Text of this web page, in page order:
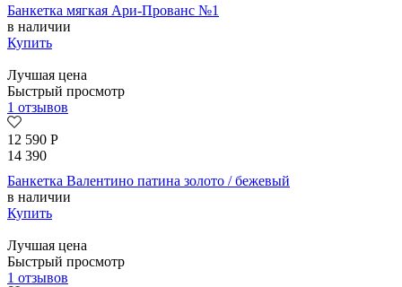
Банкетка мягкая Ари-Прованс №1
в наличии
Купить
Лучшая цена
Быстрый просмотр
1 отзывов
12 590 Р
14 390
Банкетка Валентино патина золото / бежевый
в наличии
Купить
Лучшая цена
Быстрый просмотр
1 отзывов